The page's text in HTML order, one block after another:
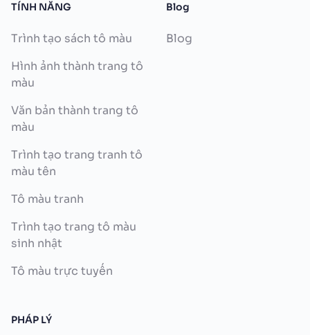
TÍNH NĂNG
Trình tạo sách tô màu
Hình ảnh thành trang tô
màu
Văn bản thành trang tô
màu
Trình tạo trang tranh tô
màu tên
Tô màu tranh
Trình tạo trang tô màu
sinh nhật
Tô màu trực tuyến
Blog
Blog
PHÁP LÝ